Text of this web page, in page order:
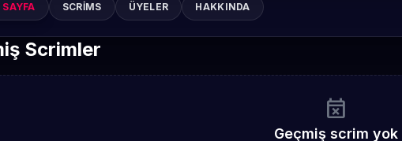
SCRIMS ÜYELER HAKKINDA
Scrimler
event_busy
Geçmiş scrim yok